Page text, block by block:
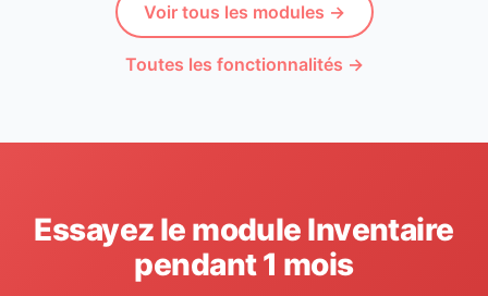
Voir tous les modules →
Toutes les fonctionnalités →
Essayez le module Inventaire
pendant 1 mois